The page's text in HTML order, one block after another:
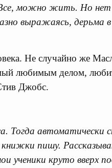
Все, можно жить. Но
выражаясь, дерьма в
Не случайно же
любимым делом,
Джобс.
Тогда автоматически
пишу.
ученики круто вверх